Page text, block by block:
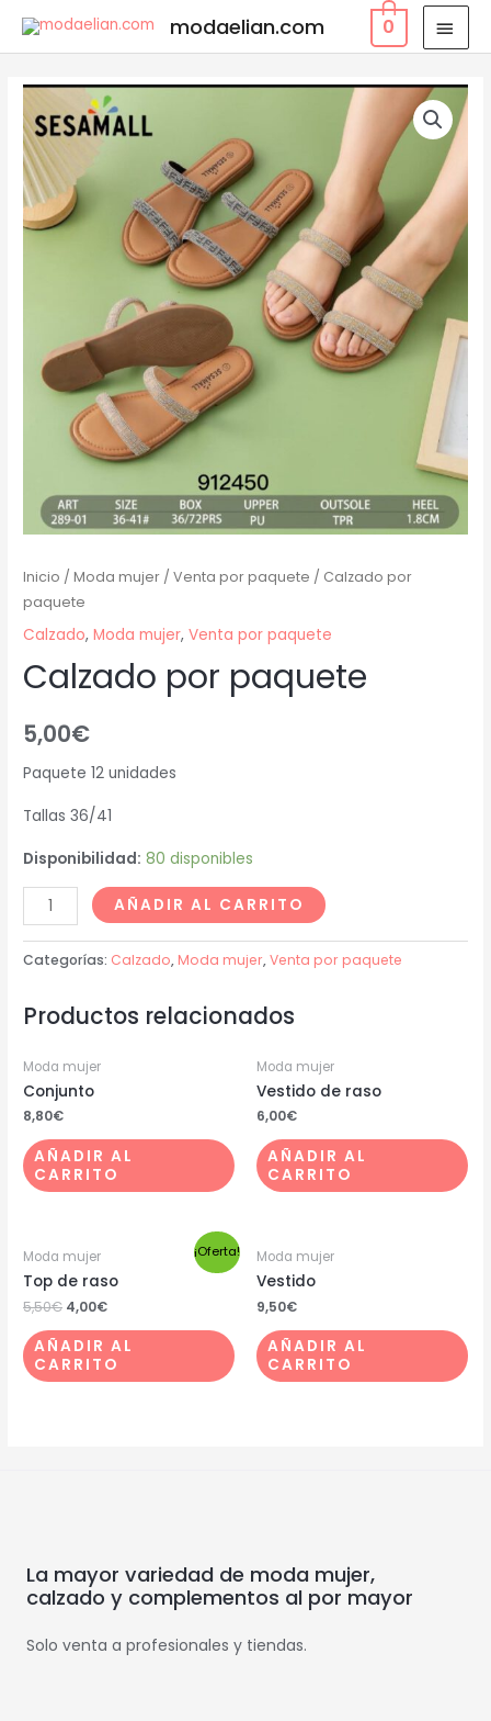
modaelian.com 0
Inicio /Moda mujer /Venta por paquete / Calzado por
paquete
Calzado,Moda mujer,Venta por paquete
Calzado por paquete
5,00€
Paquete 12 unidades
Tallas 36/41
Disponibilidad: 80 disponibles
AÑADIR AL CARRITO
Categorías: Calzado, Moda mujer,Venta por paquete
Productos relacionados
Moda mujer
Conjunto
8,80€
AÑADIR AL
CARRITO
Moda mujer
Vestido de raso
6,00€
AÑADIR AL
CARRITO
¡Oferta!
Moda mujer
Top de raso
5,50€ 4,00€
AÑADIR AL
CARRITO
Moda mujer
Vestido
9,50€
AÑADIR AL
CARRITO
La mayor variedad de moda mujer,
calzado y complementos al por mayor
Solo venta a profesionales y tiendas.